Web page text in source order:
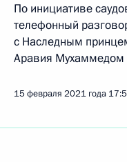
По инициативе
телефонный
с Наследным
Аравия
15 февраля 2021 года